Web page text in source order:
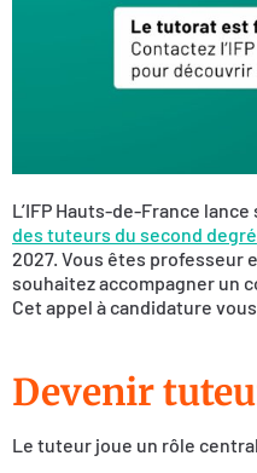
L’IFP Hauts-de-France
des tuteurs du second degré
2027. Vous êtes professeur
souhaitez accompagner un
Cet appel à candidature
Devenir
Le tuteur joue un rôle